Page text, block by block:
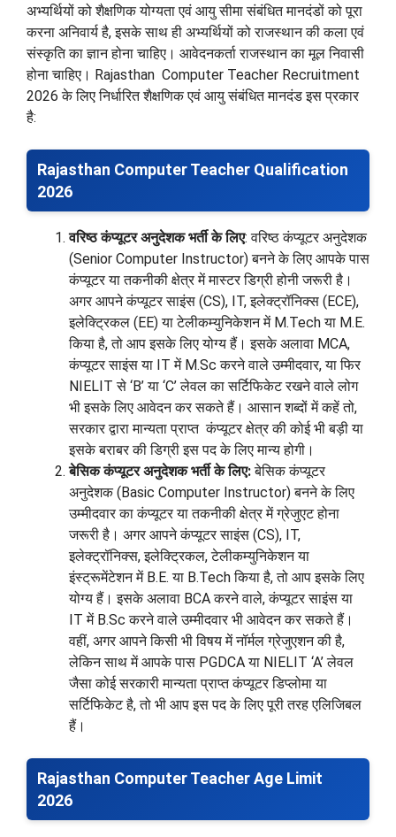
अभ्यर्थियों को शैक्षणिक योग्यता एवं आयु सीमा संबंधित मानदंडों को पूरा
करना अनिवार्य है, इसके साथ ही अभ्यर्थियों को राजस्थान की कला एवं
संस्कृति का ज्ञान होना चाहिए। आवेदनकर्ता राजस्थान का मूल निवासी
होना चाहिए। Rajasthan Computer Teacher Recruitment
2026 के लिए निर्धारित शैक्षणिक एवं आयु संबंधित मानदंड इस प्रकार
है:
Rajasthan Computer Teacher Qualification
2026
वरिष्ठ कंप्यूटर अनुदेशक भर्ती के लिए: वरिष्ठ कंप्यूटर अनुदेशक
(Senior Computer Instructor) बनने के लिए आपके पास
कंप्यूटर या तकनीकी क्षेत्र में मास्टर डिग्री होनी जरूरी है।
अगर आपने कंप्यूटर साइंस (CS), IT, इलेक्ट्रॉनिक्स (ECE),
इलेक्ट्रिकल (EE) या टेलीकम्युनिकेशन में M.Tech या M.E.
किया है, तो आप इसके लिए योग्य हैं। इसके अलावा MCA,
कंप्यूटर साइंस या IT में M.Sc करने वाले उम्मीदवार, या फिर
NIELIT से ‘B’ या ‘C’ लेवल का सर्टिफिकेट रखने वाले लोग
भी इसके लिए आवेदन कर सकते हैं। आसान शब्दों में कहें तो,
सरकार द्वारा मान्यता प्राप्त कंप्यूटर क्षेत्र की कोई भी बड़ी या
इसके बराबर की डिग्री इस पद के लिए मान्य होगी।
बेसिक कंप्यूटर अनुदेशक भर्ती के लिए:बेसिक कंप्यूटर
अनुदेशक (Basic Computer Instructor) बनने के लिए
उम्मीदवार का कंप्यूटर या तकनीकी क्षेत्र में ग्रेजुएट होना
जरूरी है। अगर आपने कंप्यूटर साइंस (CS), IT,
इलेक्ट्रॉनिक्स, इलेक्ट्रिकल, टेलीकम्युनिकेशन या
इंस्ट्रूमेंटेशन में B.E. या B.Tech किया है, तो आप इसके लिए
योग्य हैं। इसके अलावा BCA करने वाले, कंप्यूटर साइंस या
IT में B.Sc करने वाले उम्मीदवार भी आवेदन कर सकते हैं।
वहीं, अगर आपने किसी भी विषय में नॉर्मल ग्रेजुएशन की है,
लेकिन साथ में आपके पास PGDCA या NIELIT ‘A’ लेवल
जैसा कोई सरकारी मान्यता प्राप्त कंप्यूटर डिप्लोमा या
सर्टिफिकेट है, तो भी आप इस पद के लिए पूरी तरह एलिजिबल
हैं।
Rajasthan Computer Teacher Age Limit
2026